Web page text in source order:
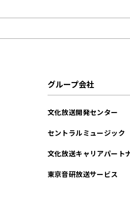
グループ会社
文化放送開発センター
セントラルミュージック
文化放送キャリアパート
東京音研放送サービス